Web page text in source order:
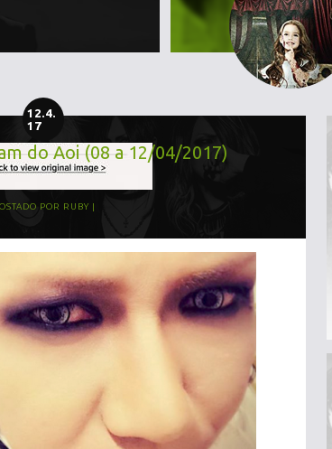
12.4.
17
do Aoi (08 a 12/04/2017)
POR RUBY